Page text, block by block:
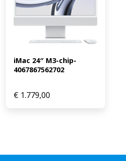
iMac 24″ M3-chip-
4067867562702
€ 1.779,00